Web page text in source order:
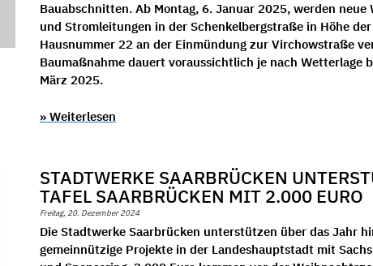
Bauabschnitten. Ab Montag, 6. Januar 2025, werden neue
und Stromleitungen in der Schenkelbergstraße in Höhe der
Hausnummer 22 an der Einmündung zur Virchowstraße
Baumaßnahme dauert voraussichtlich je nach Wetterlage
März 2025.
» Weiterlesen
STADTWERKE SAARBRÜCKEN
TAFEL SAARBRÜCKEN MIT 2.000 EURO
Freitag, 20. Dezember 2024
Die Stadtwerke Saarbrücken unterstützen über das Jahr
gemeinnützige Projekte in der Landeshauptstadt mit